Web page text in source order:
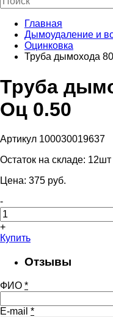
Главная
Дымоудаление и
Оцинковка
Труба дымохода
Труба
Оц 0.50
Артикул 100030019637
Остаток на складе: 12шт
Цена: 375 pуб.
-
+
Купить
Отзывы
ФИО *
E-mail *